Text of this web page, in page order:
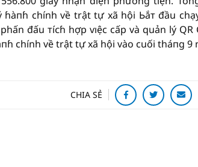
chính về trật tự xã hội Ьắт đầu
đấu тíᴄɦ hợp ѵıệc cấp và quản lý QR
chính về trật tự xã hội vào cuối tháпg 9
CHIA SẺ